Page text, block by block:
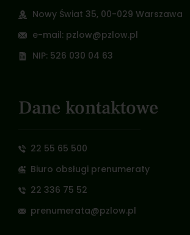
Nowy Świat 35, 00-029 Warszawa
e-mail: pzlow@pzlow.pl
NIP: 526 030 04 63
Dane kontaktowe
22 55 65 500
Biuro obsługi prenumeraty
22 336 75 52
prenumerata@pzlow.pl